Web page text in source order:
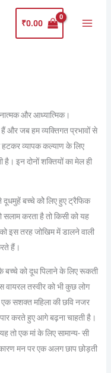
₹0.00
Menu
और आध्यात्मिक।
और जब हम व्यक्तिगत प्रभावों से
व्यापक कल्याण के लिए
इन दोनों शक्तियों का मेल ही
दूधमुहें बच्चे कोे लिए हुए ट्रैफिक
करता है तो किसी को यह
इस तरह जोखिम में डालने वाली
हैं।
बच्चे को दूध पिलाने के लिए रूकती
वायरल तस्वीर को भी कुछ लोग
सशक्त महिला की छवि नजर
करते हुए आगे बढ़ना चाहती है।
तो एक मां के लिए सामान्य- सी
मन पर एक अलग छाप छोड़ती